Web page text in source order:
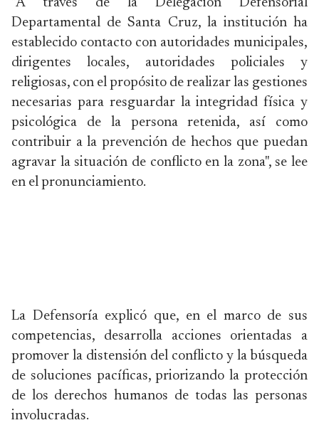
"A través de la Delegación Defensorial
Departamental de Santa Cruz, la institución ha
establecido contacto con autoridades municipales,
dirigentes locales, autoridades policiales y
religiosas, con el propósito de realizar las gestiones
necesarias para resguardar la integridad física y
psicológica de la persona retenida, así como
contribuir a la prevención de hechos que puedan
agravar la situación de conflicto en la zona", se lee
en el pronunciamiento.
La Defensoría explicó que, en el marco de sus
competencias, desarrolla acciones orientadas a
promover la distensión del conflicto y la búsqueda
de soluciones pacíficas, priorizando la protección
de los derechos humanos de todas las personas
involucradas.